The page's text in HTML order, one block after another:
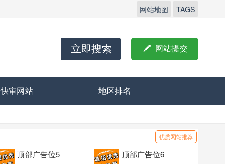
网站地图 TAGS
立即搜索  网站提交
快审网站 地区排名
优质网站推荐
顶部广告位5 顶部广告位6